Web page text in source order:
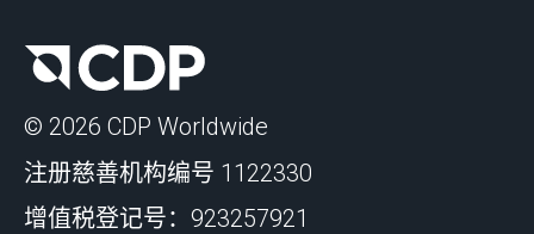
© 2026 CDP Worldwide
注册慈善机构编号 1122330
增值税登记号：923257921